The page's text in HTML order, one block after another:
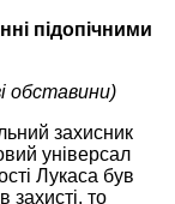
підопічними
обставини)
захисник
універсал
Лукаса був
захисті, то